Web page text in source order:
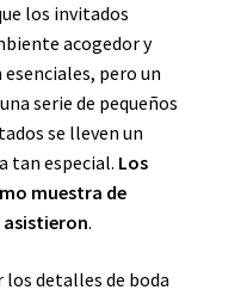
los invitados
acogedor y
pero un
serie de pequeños
se lleven un
tan especial. Los
muestra de
asistieron.
detalles de boda